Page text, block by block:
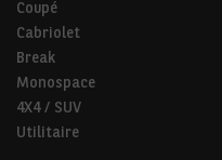
Coupé
Cabriolet
Break
Monospace
4X4 / SUV
Utilitaire